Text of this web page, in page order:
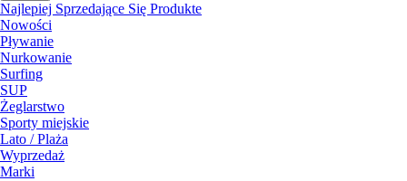
Najlepiej Sprzedające Się Produkte
Nowości
Pływanie
Nurkowanie
Surfing
SUP
Żeglarstwo
Sporty miejskie
Lato / Plaża
Wyprzedaż
Marki